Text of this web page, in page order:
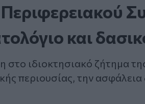
και
στο ιδιοκτησιακό ζήτημα
περιουσίας, την ασφάλεια